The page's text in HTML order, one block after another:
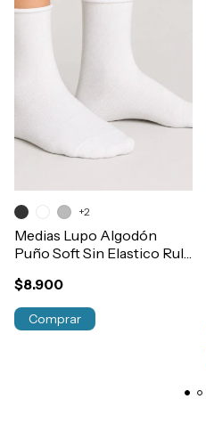
Medias Lupo Algodón
Puño Soft Sin Elastico Rulo
$8.900
+2
Comprar